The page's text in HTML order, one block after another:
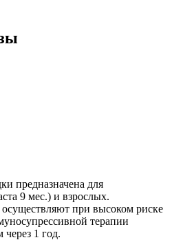
предназначена для
9 мес.) и взрослых.
при высоком риске
терапии
через 1 год.